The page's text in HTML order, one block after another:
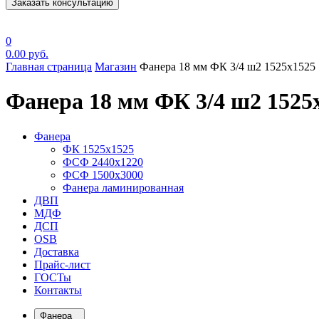
Заказать консультацию
0
0.00 руб.
Главная страница Магазин Фанера 18 мм ФК 3/4 ш2 1525х1525
Фанера 18 мм ФК 3/4 ш2
Фанера
ФК 1525х1525
ФСФ 2440х1220
ФСФ 1500х3000
Фанера ламинированная
ДВП
МДФ
ДСП
OSB
Доставка
Прайс-лист
ГОСТы
Контакты
Фанера